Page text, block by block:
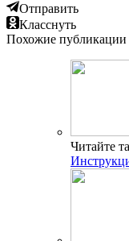
Отправить
Класснуть
Похожие публикации
Читайте